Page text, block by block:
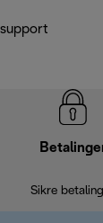
Sikre